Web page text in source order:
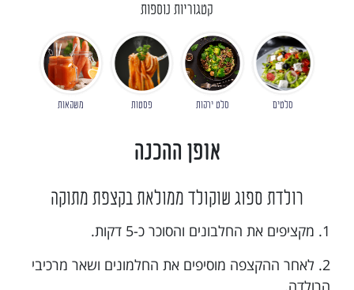
קטגוריות נוספות
סלטים סלט ירקות פסטות משקאות
אופן ההכנה
רולדת ספוג שוקולד ממולאת בקצפת מתוקה
1. מקציפים את החלבונים והסוכר כ-5 דקות.
2. לאחר ההקצפה מוסיפים את החלמונים ושאר מרכיבי
הרולדה.